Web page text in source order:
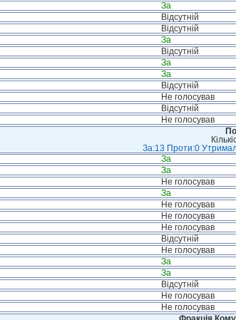
За
Відсутній
Відсутній
За
Відсутній
За
За
Відсутній
Не голосував
Відсутній
Не голосував
За:13 Проти:0
За
За
Не голосував
За
Не голосував
Не голосував
Не голосував
Відсутній
Не голосував
За
За
Відсутній
Не голосував
Не голосував